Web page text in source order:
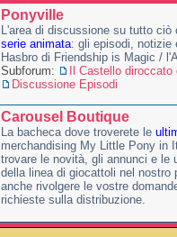
Ponyville
L'area di discussione su tutto ciò
serie animata: gli episodi, notizie
Hasbro di Friendship is Magic /
Subforum:
Il Castello
Discussione Episodi
Carousel Boutique
La bacheca dove troverete le
merchandising My Little Pony in
trovare le novità, gli annunci e le
della linea di giocattoli nel nostro
anche rivolgere le vostre
richieste sulla distribuzione.